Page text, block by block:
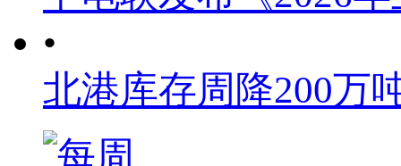
•
北港库存周降200万